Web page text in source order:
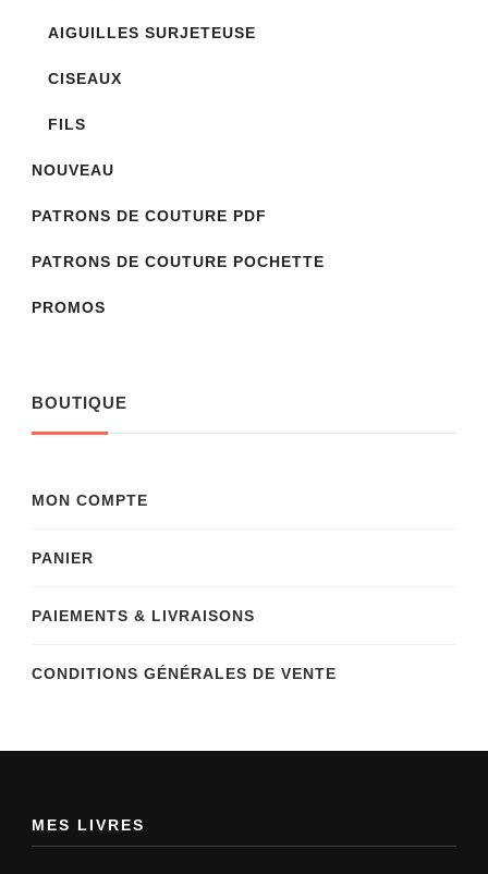
AIGUILLES SURJETEUSE
CISEAUX
FILS
NOUVEAU
PATRONS DE COUTURE PDF
PATRONS DE COUTURE POCHETTE
PROMOS
BOUTIQUE
MON COMPTE
PANIER
PAIEMENTS & LIVRAISONS
CONDITIONS GÉNÉRALES DE VENTE
MES LIVRES